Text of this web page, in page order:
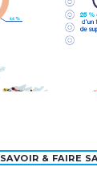
SAVOIR & FAIRE